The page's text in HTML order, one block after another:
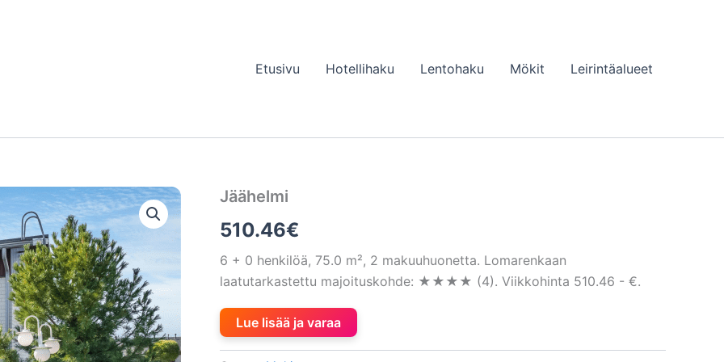
Etusivu Hotellihaku Lentohaku Mökit Leirintäalueet
Jäähelmi
510.46€
6 + 0 henkilöä, 75.0 m², 2 makuuhuonetta. Lomarenkaan
laatutarkastettu majoituskohde: ★★★★ (4). Viikkohinta 510.46 - €.
Lue lisää ja varaa